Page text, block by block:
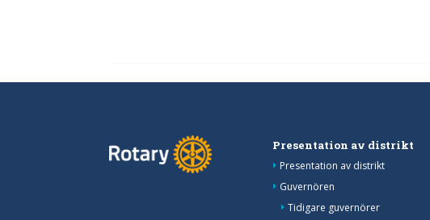
Presentation av distrikt
Presentation av distrikt
Guvernören
Tidigare guvernörer